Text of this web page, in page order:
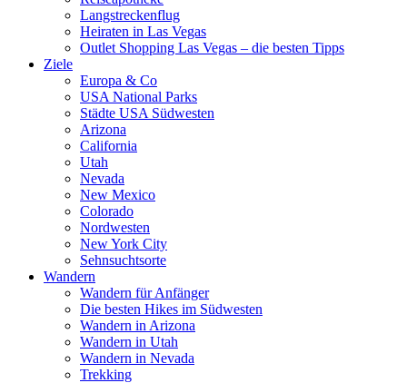
Langstreckenflug
Heiraten in Las Vegas
Outlet Shopping Las Vegas – die besten Tipps
Ziele
Europa & Co
USA National Parks
Städte USA Südwesten
Arizona
California
Utah
Nevada
New Mexico
Colorado
Nordwesten
New York City
Sehnsuchtsorte
Wandern
Wandern für Anfänger
Die besten Hikes im Südwesten
Wandern in Arizona
Wandern in Utah
Wandern in Nevada
Trekking